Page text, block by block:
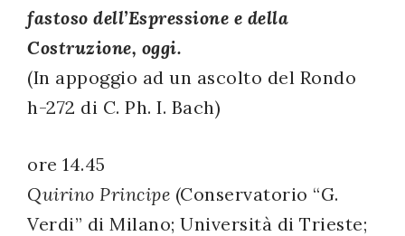
fastoso dell’Espressione e della
Costruzione, oggi.
(In appoggio ad un ascolto del Rondo
h-272 di C. Ph. I. Bach)
ore 14.45
Quirino Principe (Conservatorio “G.
Verdi” di Milano; Università di Trieste;